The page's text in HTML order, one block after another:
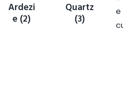
Ardezi
e (2)
Quartz
(3)